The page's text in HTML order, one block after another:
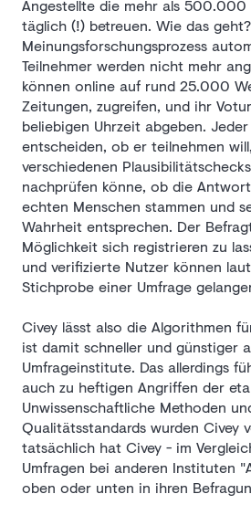
Angestellte die mehr als 500.000
täglich (!) betreuen. Wie das
Meinungsforschungsprozess
Teilnehmer werden nicht mehr
können online auf rund 25.000
Zeitungen, zugreifen, und ihr
beliebigen Uhrzeit abgeben.
entscheiden, ob er teilnehmen
verschiedenen
nachprüfen könne, ob die
echten Menschen stammen und
Wahrheit entsprechen. Der
Möglichkeit sich registrieren zu
und verifizierte Nutzer können
Stichprobe einer Umfrage
Civey lässt also die Algorithmen
ist damit schneller und günstiger
Umfrageinstitute. Das allerdings
auch zu heftigen Angriffen der
Unwissenschaftliche Methoden
Qualitätsstandards wurden Civey
tatsächlich hat Civey - im
Umfragen bei anderen Instituten
oben oder unten in ihren